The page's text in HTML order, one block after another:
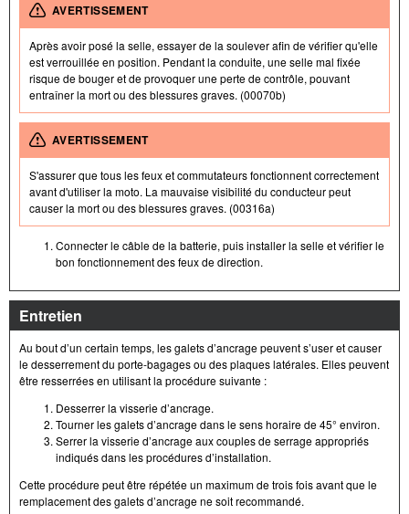
AVERTISSEMENT
Après avoir posé la selle, essayer de la soulever afin de vérifier qu'elle
est verrouillée en position. Pendant la conduite, une selle mal fixée
risque de bouger et de provoquer une perte de contrôle, pouvant
entraîner la mort ou des blessures graves. (00070b)
AVERTISSEMENT
S'assurer que tous les feux et commutateurs fonctionnent correctement
avant d'utiliser la moto. La mauvaise visibilité du conducteur peut
causer la mort ou des blessures graves. (00316a)
Connecter le câble de la batterie, puis installer la selle et vérifier le
bon fonctionnement des feux de direction.
Entretien
Au bout d’un certain temps, les galets d’ancrage peuvent s’user et causer
le desserrement du porte-bagages ou des plaques latérales. Elles peuvent
être resserrées en utilisant la procédure suivante :
Desserrer la visserie d’ancrage.
Tourner les galets d’ancrage dans le sens horaire de 45° environ.
Serrer la visserie d’ancrage aux couples de serrage appropriés
indiqués dans les procédures d’installation.
Cette procédure peut être répétée un maximum de trois fois avant que le
remplacement des galets d’ancrage ne soit recommandé.